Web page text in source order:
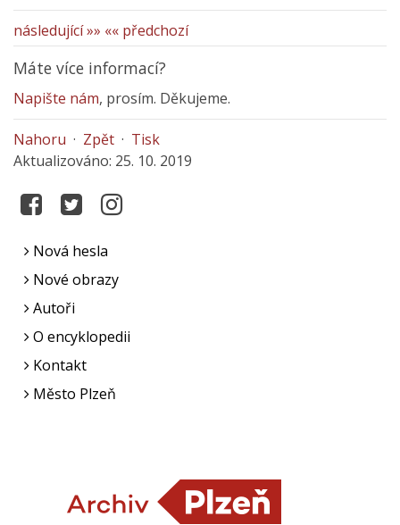
následující »» «« předchozí
Máte více informací?
Napište nám, prosím. Děkujeme.
Nahoru · Zpět · Tisk
Aktualizováno: 25. 10. 2019
Nová hesla
Nové obrazy
Autoři
O encyklopedii
Kontakt
Město Plzeň